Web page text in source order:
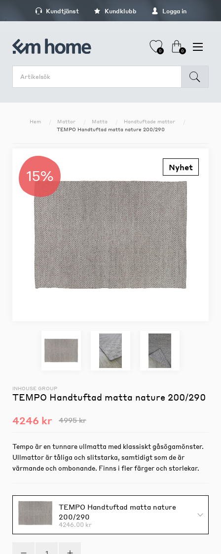
Kundtjänst Kundklubb Logga in
0 0
Hem Mattor Matta
Handtuftade mattor
TEMPO Handtuftad matta nature 200/290
15% Nyhet
INHOUSE GROUP
TEMPO Handtuftad matta nature 200/290
4246 kr 4995 kr
Tempo är en tunnare ullmatta med klassiskt gåsögamönster.
Ullmattor är tåliga och slitstarka, samtidigt som de är
värmande och ombonande. Finns i fler färger och storlekar.
TEMPO Handtuftad matta nature
200/290
4246.00 kr